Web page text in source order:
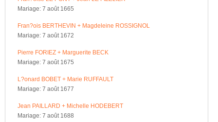
Mariage: 7 août 1665
Fran?ois BERTHEVIN + Magdeleine ROSSIGNOL
Mariage: 7 août 1672
Pierre FORIEZ + Marguerite BECK
Mariage: 7 août 1675
L?onard BOBET + Marie RUFFAULT
Mariage: 7 août 1677
Jean PAILLARD + Michelle HODEBERT
Mariage: 7 août 1688